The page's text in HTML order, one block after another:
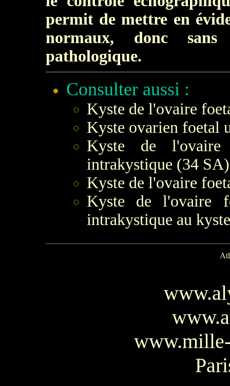
permit de mettre en
normaux, donc
pathologique.
Consulter aussi :
Kyste de l'ovaire
Kyste ovarien foetal
Kyste de l'ovaire
intrakystique (34 SA)
Kyste de l'ovaire
Kyste de l'ovaire
intrakystique au